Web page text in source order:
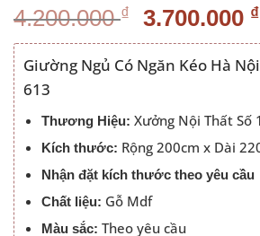
4.200.000₫ Giá
gốc
là:
3.700.000 ₫
Giường Ngủ Có Ngăn Kéo Hà
613
Thương Hiệu: Xưởng Nội Thất Số 1
Kích thước: Rộng 200cm x Dài
Nhận đặt kích thước theo yêu cầu
Chất liệu: Gỗ Mdf
Màu sắc: Theo yêu cầu